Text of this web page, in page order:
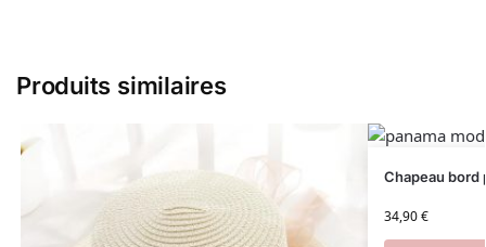
Produits similaires
Chapeau bord
34,90€